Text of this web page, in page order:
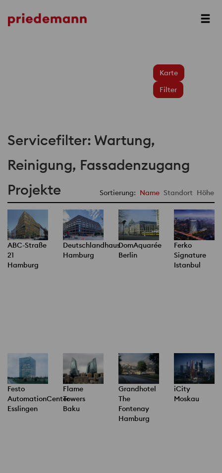
Karte
Filter
Servicefilter: Wartung,
Reinigung, Fassadenzugang
Projekte
Sortierung: Name Standort Höhe
ABC-Straße
21
Hamburg
Deutschlandhaus
Hamburg
DomAquarée
Berlin
Ferko
Signature
Istanbul
Festo
AutomationCenter
Esslingen
Flame
Towers
Baku
Grandhotel
The
Fontenay
Hamburg
iCity
Moskau